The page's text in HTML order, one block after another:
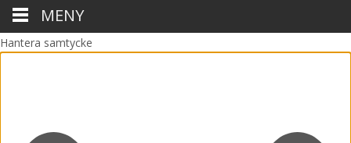
Hantera samtycke
MENY